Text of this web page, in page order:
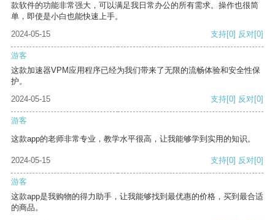
款软件的功能非常强大，可以满足我日常办公的所有需求。操作也很简
单，即使是小白也能快速上手。
2024-05-15
支持[0] 反对[0]
游客
这款加速器VPM应用程序已经为我们带来了无限的流畅体验和安全性保
护。
2024-05-15
支持[0] 反对[0]
游客
这款app的老师非常专业，教学水平很高，让我能够学到实用的知识。
2024-05-15 支持[0] 反对[0]
游客
这款app是我购物的得力助手，让我能够找到最优惠的价格，买到最合适
的商品。